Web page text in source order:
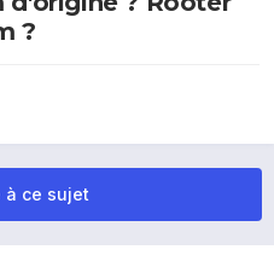
?
à ce sujet